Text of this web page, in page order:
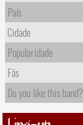
País
Cidade
Popularidade
Fãs
Do you like this band?